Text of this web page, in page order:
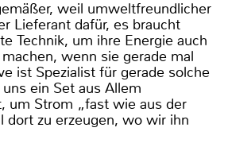
weil umweltfreundlicher
Lieferant dafür, es braucht
Technik, um ihre Energie auch
wenn sie gerade mal
ist Spezialist für gerade solche
ein Set aus Allem
um Strom „fast wie aus der
dort zu erzeugen, wo wir ihn